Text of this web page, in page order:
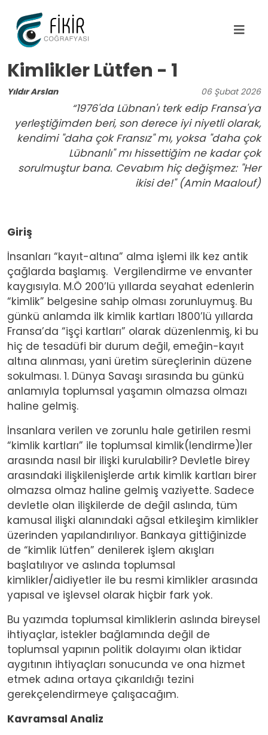
Kimlikler Lütfen - 1
Yıldır Arslan 06 Şubat 2026
“1976'da Lübnan'ı terk edip Fransa'ya
yerleştiğimden beri, son derece iyi niyetli olarak,
kendimi "daha çok Fransız" mı, yoksa "daha çok
Lübnanlı" mı hissettiğim ne kadar çok
sorulmuştur bana. Cevabım hiç değişmez: "Her
ikisi de!" (Amin Maalouf)
Giriş
İnsanları “kayıt-altına” alma işlemi ilk kez antik
çağlarda başlamış. Vergilendirme ve envanter
kaygısıyla. M.Ö 200’lü yıllarda seyahat edenlerin
“kimlik” belgesine sahip olması zorunluymuş. Bu
günkü anlamda ilk kimlik kartları 1800’lü yıllarda
Fransa’da “işçi kartları” olarak düzenlenmiş, ki bu
hiç de tesadüfi bir durum değil, emeğin-kayıt
altına alınması, yani üretim süreçlerinin düzene
sokulması. 1. Dünya Savaşı sırasında bu günkü
anlamıyla toplumsal yaşamın olmazsa olmazı
haline gelmiş.
İnsanlara verilen ve zorunlu hale getirilen resmi
“kimlik kartları” ile toplumsal kimlik(lendirme)ler
arasında nasıl bir ilişki kurulabilir? Devletle birey
arasındaki ilişkilenişlerde artık kimlik kartları birer
olmazsa olmaz haline gelmiş vaziyette. Sadece
devletle olan ilişkilerde de değil aslında, tüm
kamusal ilişki alanındaki ağsal etkileşim kimlikler
üzerinden yapılandırılıyor. Bankaya gittiğinizde
de “kimlik lütfen” denilerek işlem akışları
başlatılıyor ve aslında toplumsal
kimlikler/aidiyetler ile bu resmi kimlikler arasında
yapısal ve işlevsel olarak hiçbir fark yok.
Bu yazımda toplumsal kimliklerin aslında bireysel
ihtiyaçlar, istekler bağlamında değil de
toplumsal yapının politik dolayımı olan iktidar
aygıtının ihtiyaçları sonucunda ve ona hizmet
etmek adına ortaya çıkarıldığı tezini
gerekçelendirmeye çalışacağım.
Kavramsal Analiz